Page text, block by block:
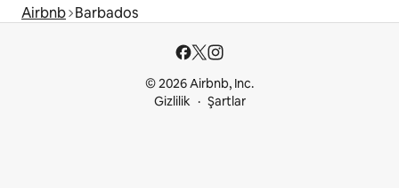
Airbnb Barbados
© 2026 Airbnb, Inc.
Gizlilik
Şartlar